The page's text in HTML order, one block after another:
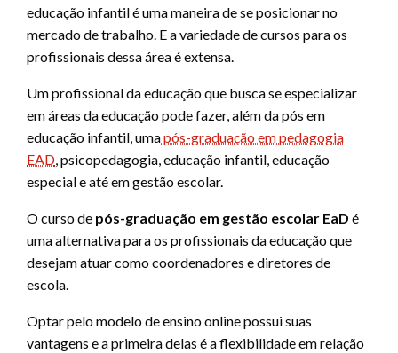
educação infantil é uma maneira de se posicionar no
mercado de trabalho. E a variedade de cursos para os
profissionais dessa área é extensa.
Um profissional da educação que busca se especializar
em áreas da educação pode fazer, além da pós em
educação infantil, umapós-graduação em pedagogia
EAD, psicopedagogia, educação infantil, educação
especial e até em gestão escolar.
O curso de pós-graduação em gestão escolar EaD é
uma alternativa para os profissionais da educação que
desejam atuar como coordenadores e diretores de
escola.
Optar pelo modelo de ensino online possui suas
vantagens e a primeira delas é a flexibilidade em relação